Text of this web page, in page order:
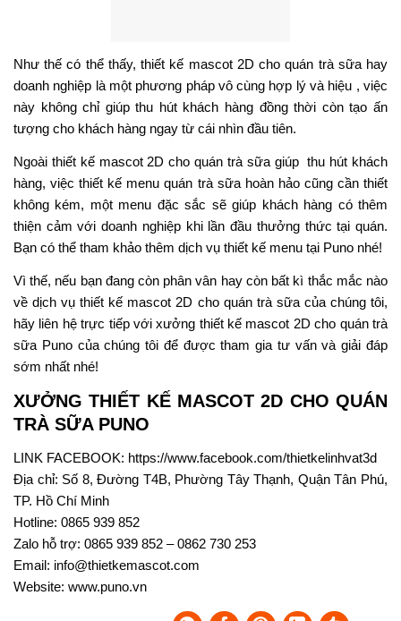
Như thế có thể thấy, thiết kế mascot 2D cho quán trà sữa hay
doanh nghiệp là một phương pháp vô cùng hợp lý và hiệu , việc
này không chỉ giúp thu hút khách hàng đồng thời còn tạo ấn
tượng cho khách hàng ngay từ cái nhìn đầu tiên.
Ngoài thiết kế mascot 2D cho quán trà sữa giúp thu hút khách
hàng, việc thiết kế menu quán trà sữa hoàn hảo cũng cần thiết
không kém, một menu đặc sắc sẽ giúp khách hàng có thêm
thiện cảm với doanh nghiệp khi lần đầu thưởng thức tại quán.
Bạn có thể tham khảo thêm dịch vụ thiết kế menu tại Puno nhé!
Vì thế, nếu bạn đang còn phân vân hay còn bất kì thắc mắc nào
về dịch vụ thiết kế mascot 2D cho quán trà sữa của chúng tôi,
hãy liên hệ trực tiếp với xưởng thiết kế mascot 2D cho quán trà
sữa Puno của chúng tôi để được tham gia tư vấn và giải đáp
sớm nhất nhé!
XƯỞNG THIẾT KẾ MASCOT 2D CHO QUÁN
TRÀ SỮA PUNO
LINK FACEBOOK: https://www.facebook.com/thietkelinhvat3d
Địa chỉ: Số 8, Đường T4B, Phường Tây Thạnh, Quận Tân Phú,
TP. Hồ Chí Minh
Hotline: 0865 939 852
Zalo hỗ trợ: 0865 939 852 – 0862 730 253
Email: info@thietkemascot.com
Website: www.puno.vn